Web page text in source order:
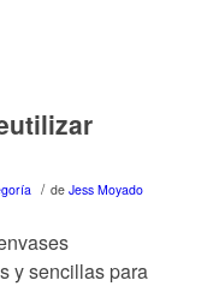
/ de Jess Moyado
y sencillas para